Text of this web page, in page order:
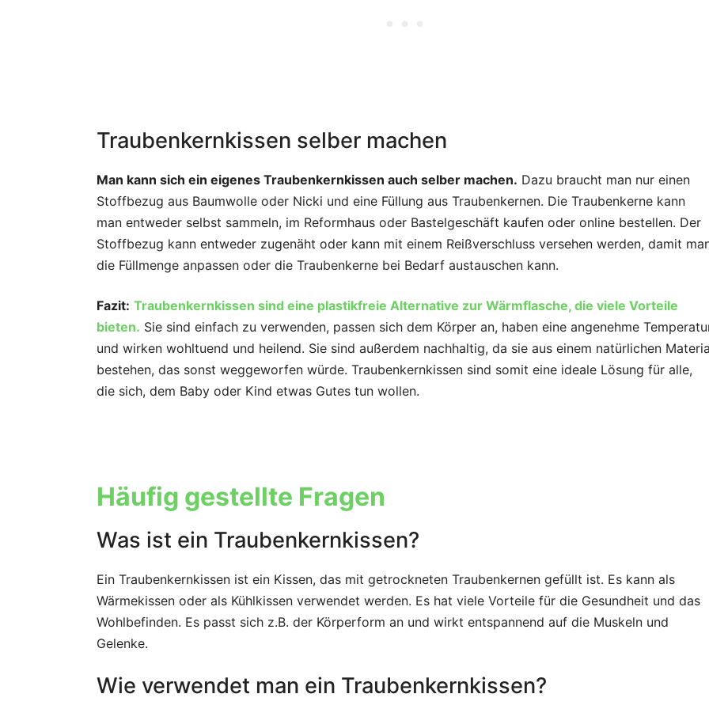
Traubenkernkissen selber machen
Man kann sich ein eigenes Traubenkernkissen auch selber machen. Dazu braucht man nur einen
Stoffbezug aus Baumwolle oder Nicki und eine Füllung aus Traubenkernen. Die Traubenkerne kann
man entweder selbst sammeln, im Reformhaus oder Bastelgeschäft kaufen oder online bestellen. Der
Stoffbezug kann entweder zugenäht oder kann mit einem Reißverschluss versehen werden, damit
die Füllmenge anpassen oder die Traubenkerne bei Bedarf austauschen kann.
Fazit: Traubenkernkissen sind eine plastikfreie Alternative zur Wärmflasche, die viele Vorteile
bieten. Sie sind einfach zu verwenden, passen sich dem Körper an, haben eine angenehme
und wirken wohltuend und heilend. Sie sind außerdem nachhaltig, da sie aus einem natürlichen
bestehen, das sonst weggeworfen würde. Traubenkernkissen sind somit eine ideale Lösung für alle,
die sich, dem Baby oder Kind etwas Gutes tun wollen.
Häufig gestellte Fragen
Was ist ein Traubenkernkissen?
Ein Traubenkernkissen ist ein Kissen, das mit getrockneten Traubenkernen gefüllt ist. Es kann als
Wärmekissen oder als Kühlkissen verwendet werden. Es hat viele Vorteile für die Gesundheit und das
Wohlbefinden. Es passt sich z.B. der Körperform an und wirkt entspannend auf die Muskeln und
Gelenke.
Wie verwendet man ein Traubenkernkissen?